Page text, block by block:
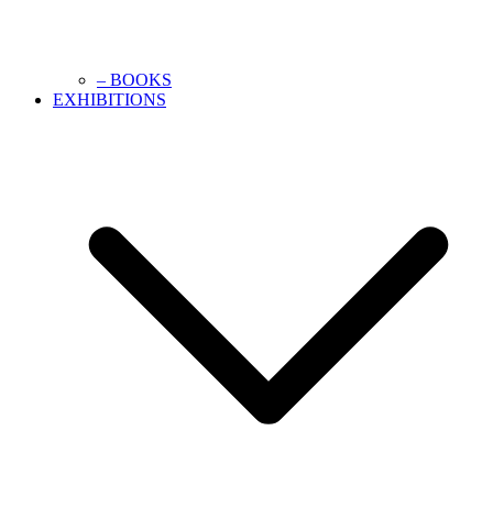
– BOOKS
EXHIBITIONS